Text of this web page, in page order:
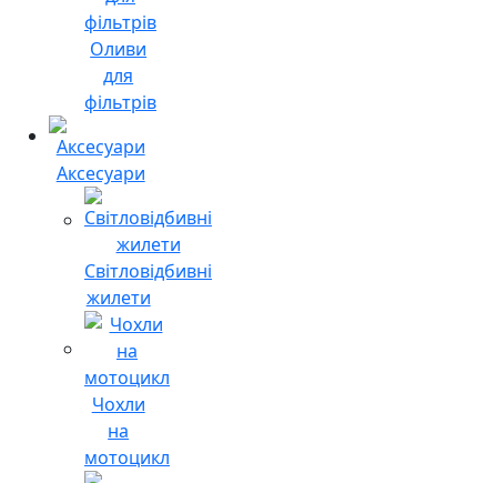
Оливи
для
фільтрів
Аксесуари
Світловідбивні
жилети
Чохли
на
мотоцикл